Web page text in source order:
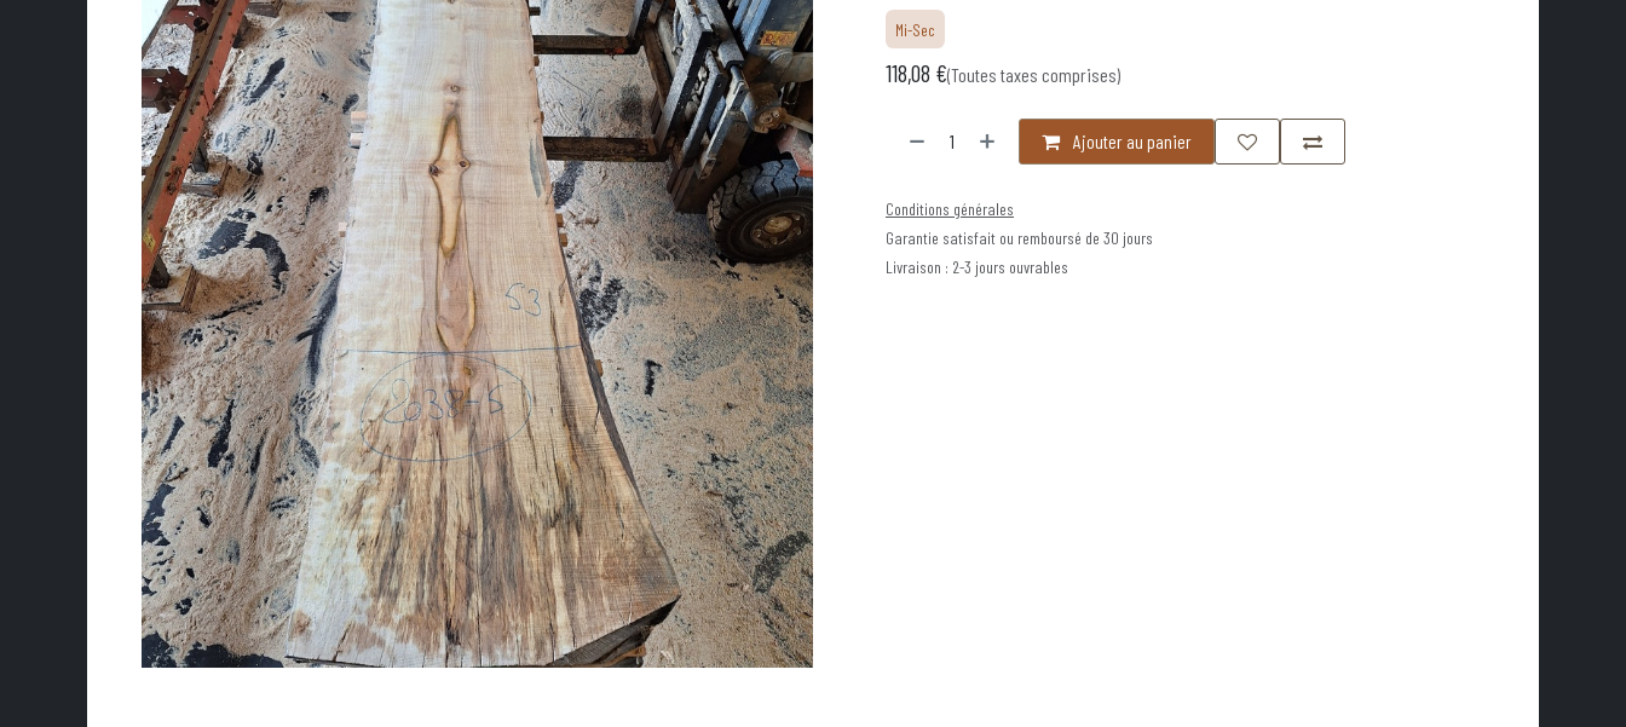
Mi-Sec
118,08 €(Toutes taxes comprises)
Ajouter au panier
Conditions générales
Garantie satisfait ou remboursé de 30 jours
Livraison : 2-3 jours ouvrables